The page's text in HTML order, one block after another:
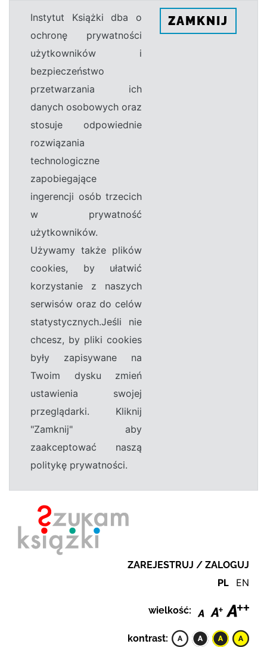
Instytut Książki dba o
ochronę prywatności
użytkowników i
bezpieczeństwo
przetwarzania ich
danych osobowych oraz
stosuje odpowiednie
rozwiązania
technologiczne
zapobiegające
ingerencji osób trzecich
w prywatność
użytkowników.
Używamy także plików
cookies, by ułatwić
korzystanie z naszych
serwisów oraz do celów
statystycznych.Jeśli nie
chcesz, by pliki cookies
były zapisywane na
Twoim dysku zmień
ustawienia swojej
przeglądarki. Kliknij
"Zamknij" aby
zaakceptować naszą
politykę prywatności.
ZAMKNIJ
ZAREJESTRUJ / ZALOGUJ
PL EN
wielkość:
kontrast: